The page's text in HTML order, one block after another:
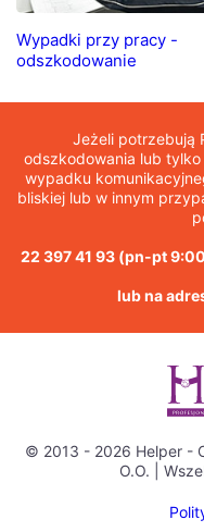
Wypadki przy pracy -
odszkodowanie
Jeżeli potrzebują
odszkodowania lub
wypadku
bliskiej lub w innym
22 397 41 93 (pn-pt
lub na
© 2013 - 2026 Helper -
O.O. |